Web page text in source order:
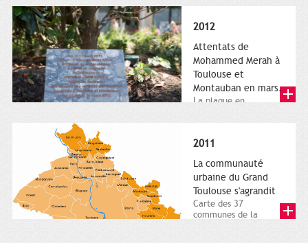
Métropole,
représentant l'anneau
de Moëbius.
2012
Attentats de
Mohammed Merah à
Toulouse et
Montauban en mars.
La plaque en
Charles-de-Gaulle.
2011
La communauté
urbaine du Grand
Toulouse s'agrandit
Carte des 37
communes de la